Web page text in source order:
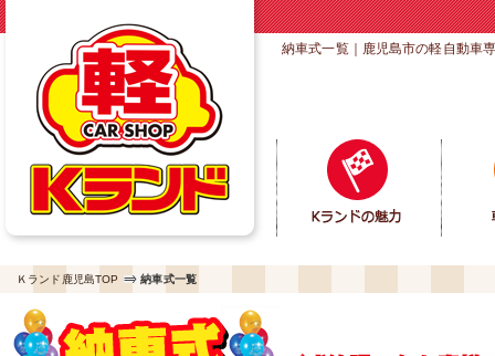
納車式一覧｜鹿児島市の軽自動車
Ｋランド鹿児島TOP 納車式一覧